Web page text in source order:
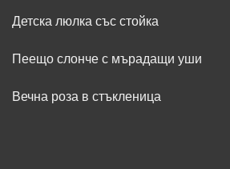
Детска люлка със стойка
Пеещо слонче с мърадащи уши
Вечна роза в стъкленица